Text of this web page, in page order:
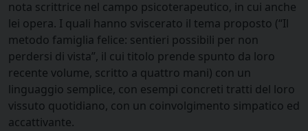
nota scrittrice nel campo psicoterapeutico, in cui anche
lei opera. I quali hanno sviscerato il tema proposto (“Il
metodo famiglia felice: sentieri possibili per non
perdersi di vista”, il cui titolo prende spunto da loro
recente volume, scritto a quattro mani) con un
linguaggio semplice, con esempi concreti tratti del loro
vissuto quotidiano, con un coinvolgimento simpatico ed
accattivante.